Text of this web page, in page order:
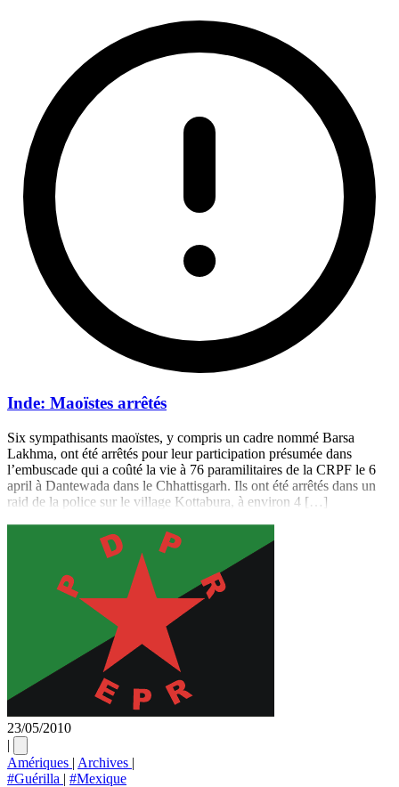
Inde: Maoïstes arrêtés
Six sympathisants maoïstes, y compris un cadre nommé Barsa
Lakhma, ont été arrêtés pour leur participation présumée dans
l’embuscade qui a coûté la vie à 76 paramilitaires de la CRPF le 6
april à Dantewada dans le Chhattisgarh. Ils ont été arrêtés dans un
raid de la police sur le village Kottabura, à environ 4 […]
23/05/2010
|
Amériques | Archives |
#Guérilla | #Mexique